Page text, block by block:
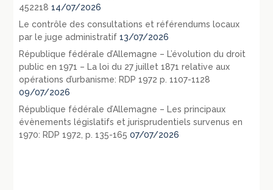
452218 14/07/2026
Le contrôle des consultations et référendums locaux
par le juge administratif 13/07/2026
République fédérale d’Allemagne – L’évolution du droit
public en 1971 – La loi du 27 juillet 1871 relative aux
opérations d’urbanisme: RDP 1972 p. 1107-1128
09/07/2026
République fédérale d’Allemagne – Les principaux
évènements législatifs et jurisprudentiels survenus en
1970: RDP 1972, p. 135-165 07/07/2026